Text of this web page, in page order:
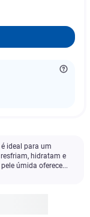
ideal para um
hidratam e
úmida oferece...